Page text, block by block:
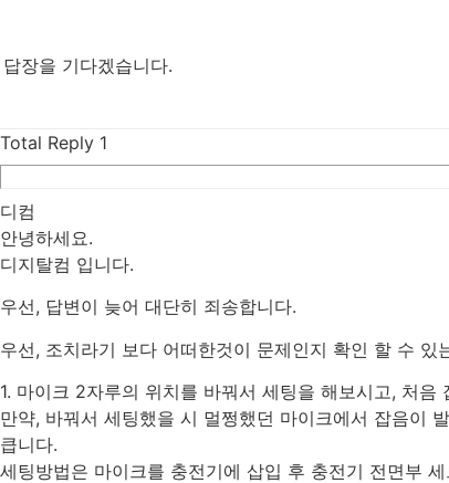
답장을 기다겠습니다.
Total Reply 1
디컴
안녕하세요.
디지탈컴 입니다.
우선, 답변이 늦어 대단히 죄송합니다.
우선, 조치라기 보다 어떠한것이 문제인지 확인 할 수 있
1. 마이크 2자루의 위치를 바꿔서 세팅을 해보시고, 처
만약, 바꿔서 세팅했을 시 멀쩡했던 마이크에서 잡음이
큽니다.
세팅방법은 마이크를 충전기에 삽입 후 충전기 전면부